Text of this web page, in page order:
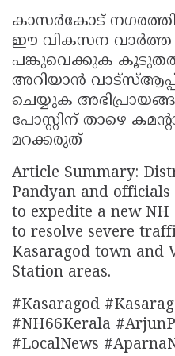
കാസർകോട്
ഈ വികസന
പങ്കുവെക്കുക
അറിയാൻ
ചെയ്യുക
പോസ്റ്റിന് താഴെ
മറക്കരുത്
Article Summary:
Pandyan and
to expedite a new
to resolve severe
Kasaragod town and
Station areas.
#Kasaragod
#NH66Kerala
#LocalNews